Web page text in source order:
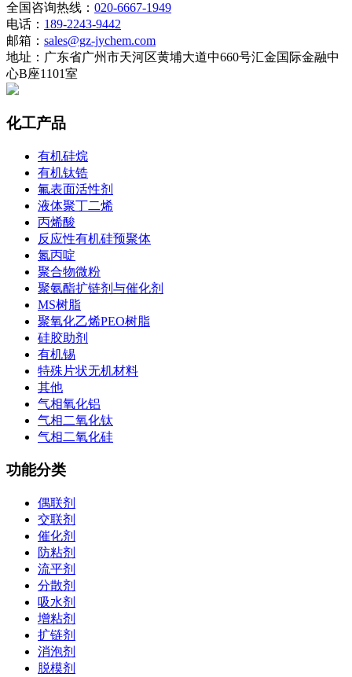
全国咨询热线： 020-6667-1949
电话： 189-2243-9442
邮箱： sales@gz-jychem.com
地址：广东省广州市天河区黄埔大道中660号汇金国际金融中
心B座1101室
化工产品
有机硅烷
有机钛锆
氟表面活性剂
液体聚丁二烯
丙烯酸
反应性有机硅预聚体
氮丙啶
聚合物微粉
聚氨酯扩链剂与催化剂
MS树脂
聚氧化乙烯PEO树脂
硅胶助剂
有机锡
特殊片状无机材料
其他
气相氧化铝
气相二氧化钛
气相二氧化硅
功能分类
偶联剂
交联剂
催化剂
防粘剂
流平剂
分散剂
吸水剂
增粘剂
扩链剂
消泡剂
脱模剂